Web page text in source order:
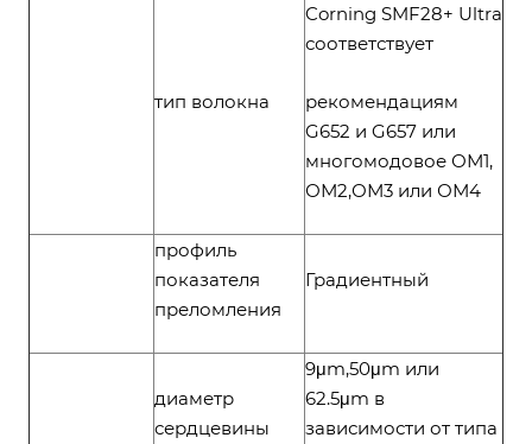
тип волокна
Corning SMF28+ Ultra
соответствует
рекомендациям
G652 и G657 или
многомодовое ОМ1,
ОМ2,ОМ3 или ОМ4
профиль
показателя
преломления
Градиентный
диаметр
сердцевины
9μm,50μm или
62.5μm в
зависимости от типа